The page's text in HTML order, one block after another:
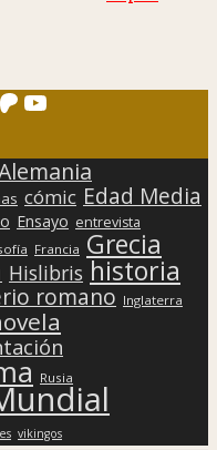
YouTube
cómic Edad Media
Ensayo entrevista
Francia Grecia
Hislibris historia
romano Inglaterra
Rusia
vikingos